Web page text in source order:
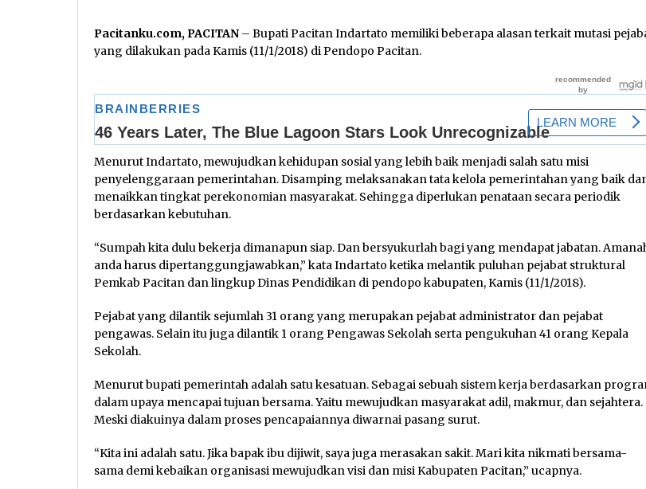
Pacitanku.com, PACITAN – Bupati Pacitan Indartato memiliki beberapa alasan terkait mutasi
yang dilakukan pada Kamis (11/1/2018) di Pendopo Pacitan.
Menurut Indartato, mewujudkan kehidupan sosial yang lebih baik menjadi salah satu misi
penyelenggaraan pemerintahan. Disamping melaksanakan tata kelola pemerintahan yang baik
menaikkan tingkat perekonomian masyarakat. Sehingga diperlukan penataan secara periodik
berdasarkan kebutuhan.
“Sumpah kita dulu bekerja dimanapun siap. Dan bersyukurlah bagi yang mendapat jabatan.
anda harus dipertanggungjawabkan,” kata Indartato ketika melantik puluhan pejabat struktural
Pemkab Pacitan dan lingkup Dinas Pendidikan di pendopo kabupaten, Kamis (11/1/2018).
Pejabat yang dilantik sejumlah 31 orang yang merupakan pejabat administrator dan pejabat
pengawas. Selain itu juga dilantik 1 orang Pengawas Sekolah serta pengukuhan 41 orang Kepala
Sekolah.
Menurut bupati pemerintah adalah satu kesatuan. Sebagai sebuah sistem kerja berdasarkan
dalam upaya mencapai tujuan bersama. Yaitu mewujudkan masyarakat adil, makmur, dan sejahtera.
Meski diakuinya dalam proses pencapaiannya diwarnai pasang surut.
“Kita ini adalah satu. Jika bapak ibu dijiwit, saya juga merasakan sakit. Mari kita nikmati bersama-
sama demi kebaikan organisasi mewujudkan visi dan misi Kabupaten Pacitan,” ucapnya.